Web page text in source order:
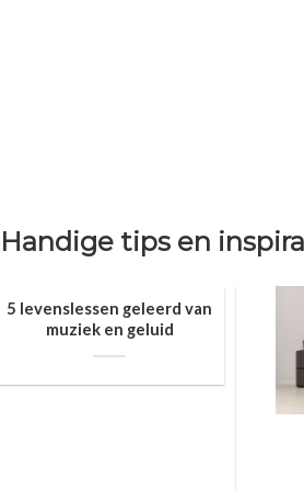
Handige tips en
5 levenslessen geleerd van
muziek en geluid